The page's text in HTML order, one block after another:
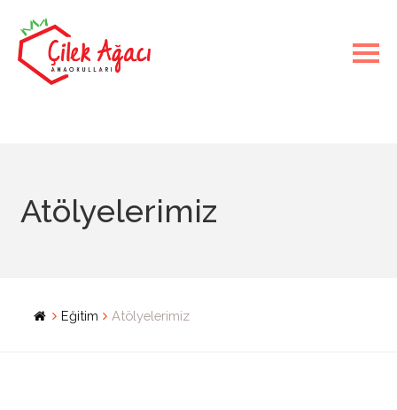
Atölyelerimiz
Eğitim Atölyelerimiz